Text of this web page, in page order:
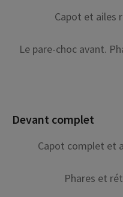
Capot et ailes
Le pare-choc avant.
Devant complet
Capot complet et
Phares et